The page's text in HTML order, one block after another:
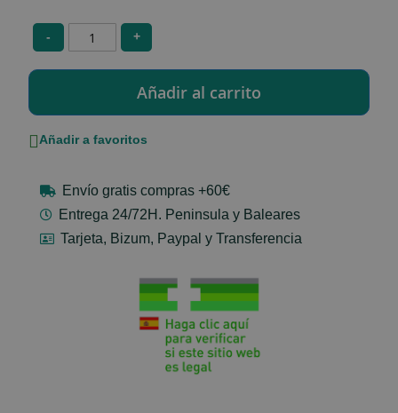
- +
Añadir a favoritos
Envío gratis compras +60€
Entrega 24/72H. Peninsula y Baleares
Tarjeta, Bizum, Paypal y Transferencia